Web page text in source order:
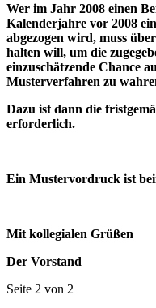
Wer im Jahr 2008 einen
Kalenderjahre vor 2008
abgezogen wird, muss
halten will, um die
einzuschätzende Chance
Musterverfahren zu
Dazu ist dann die
erforderlich.
Ein Mustervordruck ist
Mit kollegialen Grüßen
Der Vorstand
Seite 2 von 2